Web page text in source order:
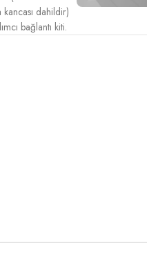
dahildir)
bağlantı kiti.